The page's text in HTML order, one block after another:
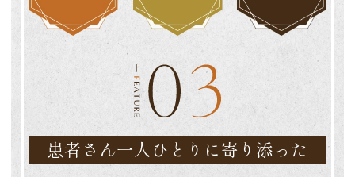
患者さん一人ひとりに寄り添った